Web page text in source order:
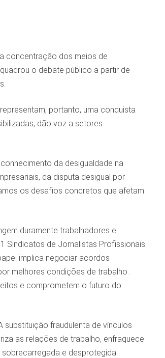
concentração dos meios de
o debate público a partir de
portanto, uma conquista
dão voz a setores
da desigualdade na
da disputa desigual por
os desafios concretos que afetam
duramente trabalhadores e
Sindicatos de Jornalistas Profissionais
implica negociar acordos
melhores condições de trabalho.
e comprometem o futuro do
fraudulenta de vínculos
as relações de trabalho, enfraquece
e desprotegida.